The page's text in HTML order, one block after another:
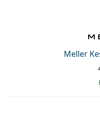
Meller